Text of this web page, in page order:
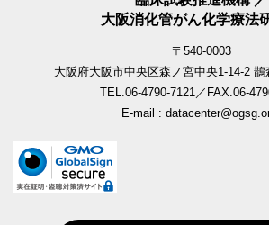
大阪消化管がん化学療法
〒540-0003
大阪府大阪市中央区森ノ宮中央1-14-2
TEL.06-4790-7121／FAX.06-
E-mail :